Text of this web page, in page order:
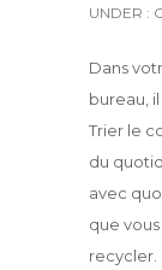
UNDER :
Dans
bureau,
Trier le
du
avec
que
recycler.